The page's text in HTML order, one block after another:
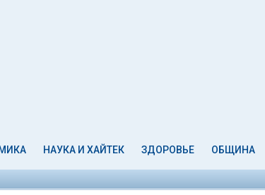
НАУКА И ХАЙТЕК ЗДОРОВЬЕ ОБЩИНА